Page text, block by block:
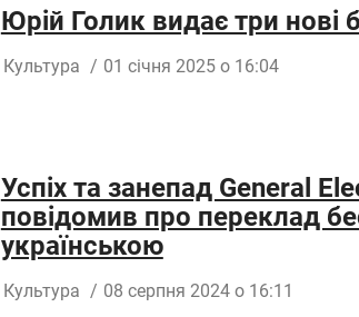
Юрій Голик видає три нові
Культура / 01 січня 2025 о 16:04
Успіх та занепад General
повідомив про переклад
українською
Культура / 08 серпня 2024 о 16:11